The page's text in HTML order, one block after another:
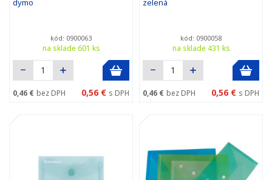
dymo
kód: 0900063
na sklade 601 ks
0,46 € bez DPH 0,56 € s DPH
zelená
kód: 0900058
na sklade 431 ks
0,46 € bez DPH 0,56 € s DPH